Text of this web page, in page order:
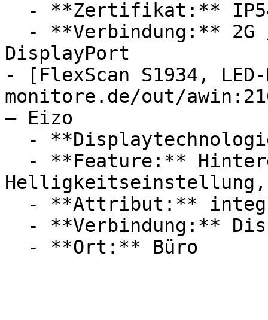
DisplayPort
- [FlexScan S1934,
monitore.de/out/
— Eizo
Helligkeitseinstellung,